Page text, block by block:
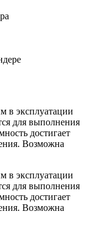
в эксплуатации
для выполнения
достигает
Возможна
в эксплуатации
для выполнения
достигает
Возможна